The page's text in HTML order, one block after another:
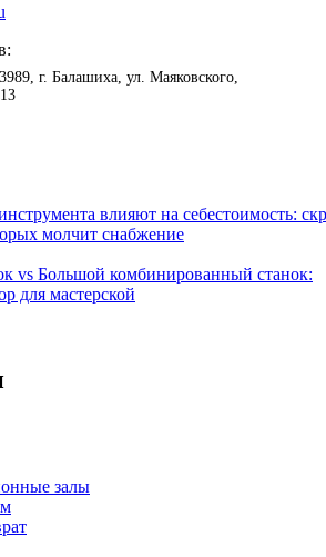
, г. Балашиха ул. Маяковского,
влияют на себестоимость:
молчит снабжение
vs Большой комбинированный станок:
для мастерской
залы